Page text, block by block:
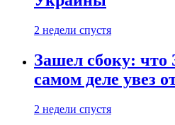
2 недели спустя
Зашел сбоку: что
самом деле увез
2 недели спустя